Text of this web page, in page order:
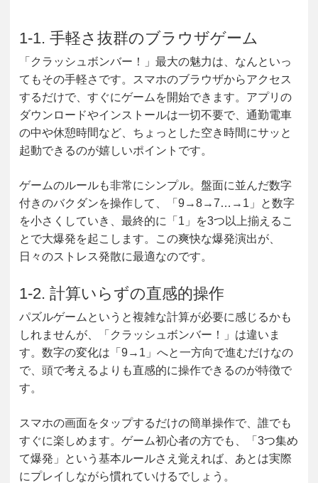
1-1. 手軽さ抜群のブラウザゲーム
「クラッシュボンバー！」最大の魅力は、なんといっ
てもその手軽さ です。スマホのブラウザからアクセス
するだけで、すぐにゲームを開始できます。アプリの
ダウンロードやインストールは一切不要で、通勤電車
の中や休憩時間など、ちょっとした空き時間にサッと
起動できるのが嬉しいポイントです。
ゲームのルールも非常にシンプル。盤面に並んだ数字
付きのバクダンを操作して、「9→8→7…→1」と数字
を小さくしていき、最終的に「1」を3つ以上揃えるこ
とで大爆発を起こします。この爽快な爆発演出が、
日々のストレス発散に最適なのです。
1-2. 計算いらずの直感的操作
パズルゲームというと複雑な計算が必要に感じるかも
しれませんが、「クラッシュボンバー！」は違いま
す。数字の変化は「9→1」へと一方向で進むだけなの
で、頭で考えるよりも直感的に操作できるのが特徴で
す。
スマホの画面をタップするだけの簡単操作で、誰でも
すぐに楽しめます。ゲーム初心者の方でも、「3つ集め
て爆発」という基本ルールさえ覚えれば、あとは実際
にプレイしながら慣れていけるでしょう。